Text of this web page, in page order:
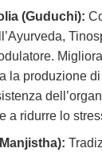
(Guduchi):
la produzione
a ridurre lo